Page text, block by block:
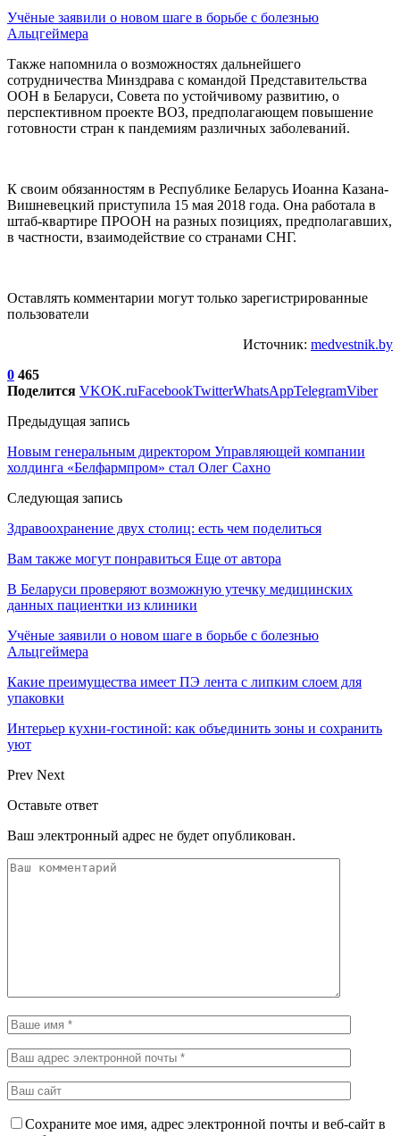
Учёные заявили о новом шаге в борьбе с болезнью
Альцгеймера
Также напомнила о возможностях дальнейшего
сотрудничества Минздрава с командой Представительства
ООН в Беларуси, Совета по устойчивому развитию, о
перспективном проекте ВОЗ, предполагающем повышение
готовности стран к пандемиям различных заболеваний.
К своим обязанностям в Республике Беларусь Иоанна Казана-
Вишневецкий приступила 15 мая 2018 года. Она работала в
штаб-квартире ПРООН на разных позициях, предполагавших,
в частности, взаимодействие со странами СНГ.
Оставлять комментарии могут только зарегистрированные
пользователи
Источник: medvestnik.by
0 465
Поделится VKOK.ruFacebookTwitterWhatsAppTelegramViber
Предыдущая запись
Новым генеральным директором Управляющей компании
холдинга «Белфармпром» стал Олег Сахно
Следующая запись
Здравоохранение двух столиц: есть чем поделиться
Вам также могут понравиться Еще от автора
В Беларуси проверяют возможную утечку медицинских
данных пациентки из клиники
Учёные заявили о новом шаге в борьбе с болезнью
Альцгеймера
Какие преимущества имеет ПЭ лента с липким слоем для
упаковки
Интерьер кухни-гостиной: как объединить зоны и сохранить
уют
Prev Next
Оставьте ответ
Ваш электронный адрес не будет опубликован.
Сохраните мое имя, адрес электронной почты и веб-сайт в